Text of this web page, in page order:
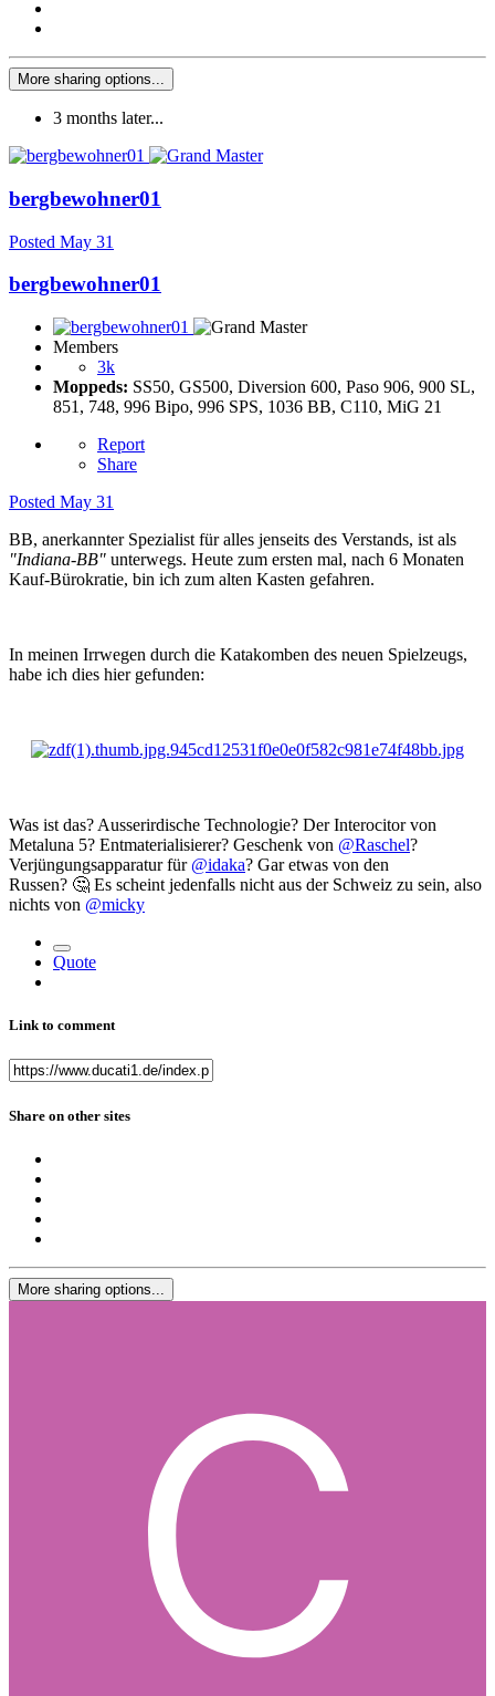
More sharing options...
3 months later...
bergbewohner01
Posted May 31
bergbewohner01
Members
3k
Moppeds: SS50, GS500, Diversion 600, Paso 906, 900 SL,
851, 748, 996 Bipo, 996 SPS, 1036 BB, C110, MiG 21
Report
Share
Posted May 31
BB, anerkannter Spezialist für alles jenseits des Verstands, ist als
"Indiana-BB" unterwegs. Heute zum ersten mal, nach 6 Monaten
Kauf-Bürokratie, bin ich zum alten Kasten gefahren.
In meinen Irrwegen durch die Katakomben des neuen Spielzeugs,
habe ich dies hier gefunden:
Was ist das? Ausserirdische Technologie? Der Interocitor von
Metaluna 5? Entmaterialisierer? Geschenk von @Raschel?
Verjüngungsapparatur für @idaka? Gar etwas von den
Russen? 🤔 Es scheint jedenfalls nicht aus der Schweiz zu sein, also
nichts von @micky
Quote
Link to comment
Share on other sites
More sharing options...